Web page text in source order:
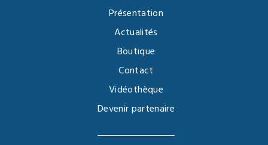
Présentation
Actualités
Boutique
Contact
Vidéothèque
Devenir partenaire